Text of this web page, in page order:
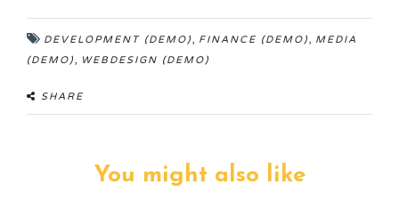
DEVELOPMENT (DEMO), FINANCE (DEMO), MEDIA
(DEMO), WEBDESIGN (DEMO)
SHARE
You might also like